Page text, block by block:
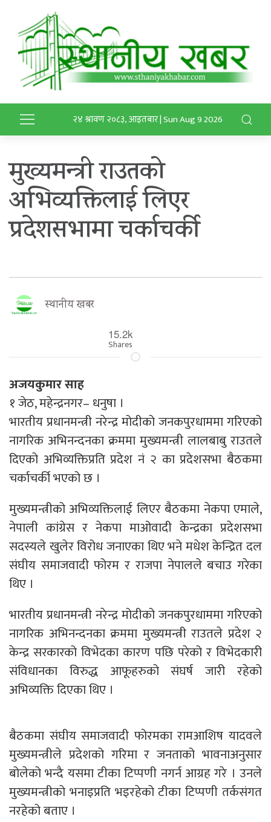
२४ श्रावण २०८३, आइतबार | Sun Aug 9 2026
मुख्यमन्त्री राउतको
अभिव्यक्तिलाई लिएर
प्रदेशसभामा चर्काचर्की
स्थानीय खबर
15.2k
Shares
अजयकुमार साह
१ जेठ, महेन्द्रनगर– धनुषा ।
भारतीय प्रधानमन्त्री नरेन्द्र मोदीको जनकपुरधाममा गरिएको
नागरिक अभिनन्दनका क्रममा मुख्यमन्त्री लालबाबु राउतले
दिएको अभिव्यक्तिप्रति प्रदेश नं २ का प्रदेशसभा बैठकमा
चर्काचर्की भएको छ ।
मुख्यमन्त्रीको अभिव्यक्तिलाई लिएर बैठकमा नेकपा एमाले,
नेपाली कांग्रेस र नेकपा माओवादी केन्द्रका प्रदेशसभा
सदस्यले खुलेर विरोध जनाएका थिए भने मधेश केन्द्रित दल
संघीय समाजवादी फोरम र राजपा नेपालले बचाउ गरेका
थिए ।
भारतीय प्रधानमन्त्री नरेन्द्र मोदीको जनकपुरधाममा गरिएको
नागरिक अभिनन्दनका क्रममा मुख्यमन्त्री राउतले प्रदेश २
केन्द्र सरकारको विभेदका कारण पछि परेको र विभेदकारी
संविधानका विरुद्ध आफूहरुको संघर्ष जारी रहेको
अभिव्यक्ति दिएका थिए ।
बैठकमा संघीय समाजवादी फोरमका रामआशिष यादवले
मुख्यमन्त्रीले प्रदेशको गरिमा र जनताको भावनाअनुसार
बोलेको भन्दै यसमा टीका टिप्पणी नगर्न आग्रह गरे । उनले
मुख्यमन्त्रीको भनाइप्रति भइरहेको टीका टिप्पणी तर्कसंगत
नरहेको बताए ।